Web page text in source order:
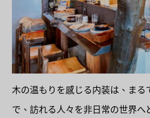
木の温もりを感じる内装は、まる
で、訪れる人々を非日常の世界へ